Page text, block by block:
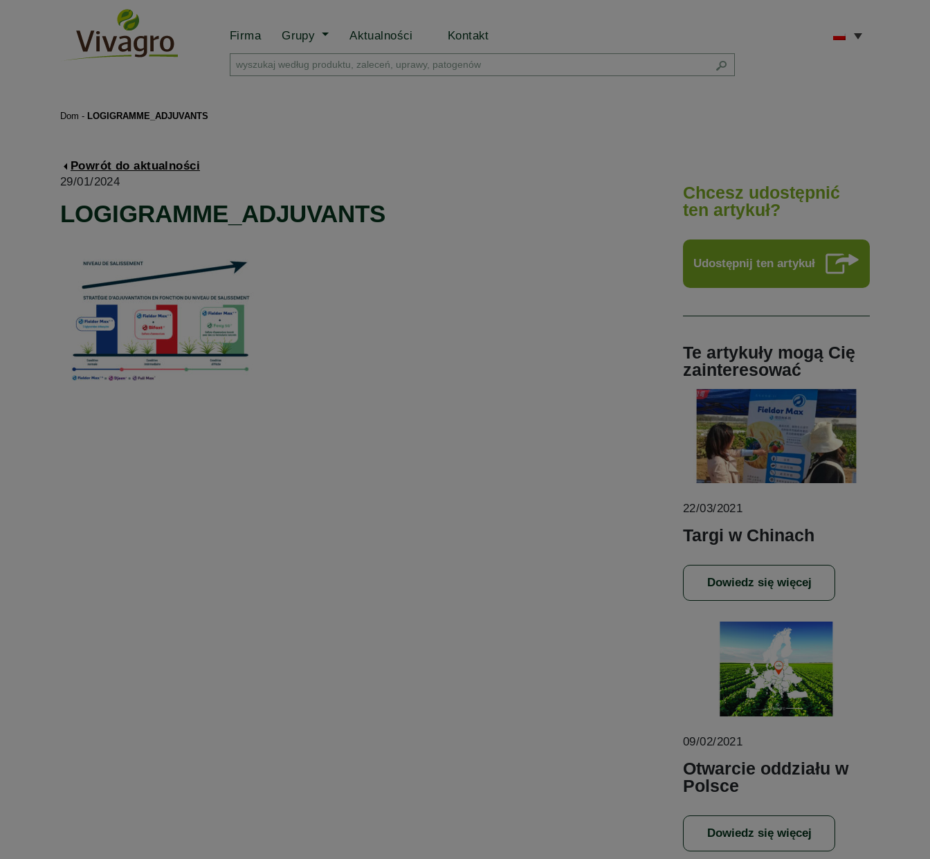
Firma Grupy Aktualności Kontakt
Dom - LOGIGRAMME_ADJUVANTS
Powrót do aktualności
29/01/2024
LOGIGRAMME_ADJUVANTS
Chcesz udostępnić
ten artykuł?
Udostępnij ten artykuł
Te artykuły mogą Cię
zainteresować
22/03/2021
Targi w Chinach
Dowiedz się więcej
09/02/2021
Otwarcie oddziału w
Polsce
Dowiedz się więcej